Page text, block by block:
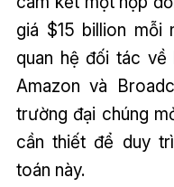
giá $15 billion mỗi
quan hệ đối tác
Amazon và
trường đại chúng
cần thiết để duy
toán này.